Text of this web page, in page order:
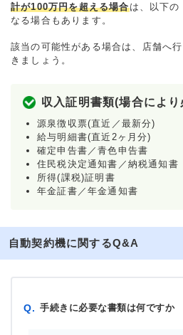
計が100万円を超える場合は、以下の
なる場合もあります。
該当の可能性がある場合は、店舗へ
きましょう。
収入証明書類(場合により
源泉徴収票(直近／最新分)
給与明細書(直近2ヶ月分)
確定申告書／青色申告書
住民税決定通知書／納税通知書
所得(課税)証明書
年金証書／年金通知書
自動契約機に関するQ&A
Q. 手続きに必要な書類は何ですか